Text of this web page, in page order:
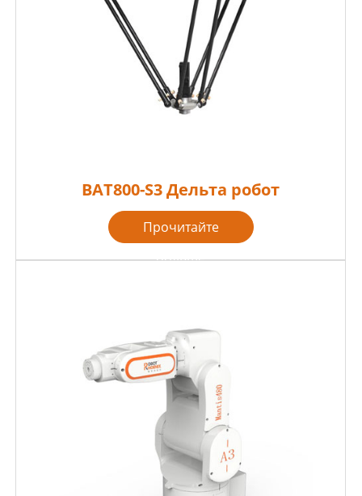
BAT800-S3 Дельта робот
Прочитайте
больше